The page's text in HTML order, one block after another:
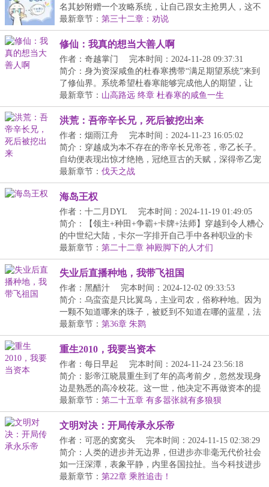
名其妙附赠一个攻略系统，让自己跟女主抢男人，这不
是...
最新章节： 第三十二章：劝说
修仙：我真的想当大善人啊
作者：奇越掌门
完本时间：2024-11-28 09:37:31
简介：身为资深咸鱼的杜春寒携带“满足期望系统”来到
了修仙界。系统希望杜春寒能够完成他人的期望，让
他...
最新章节： 山高路远 终章 杜春寒的咸鱼一生
洪荒：吾帝辛长兄，死后被挖出来
作者：烟雨江舟
完本时间：2024-11-23 16:05:02
简介：穿越成为本不存在的帝辛长兄帝苍，帝乙长子。
自幼便表现出惊才绝艳，冠绝亘古的天赋，深得帝乙宠
爱...
最新章节： 伐天之战
海岛王权
作者：十二月DYL
完本时间：2024-11-19 01:49:05
简介：【领主+种田+争霸+卡牌+法师】穿越到令人糟心
的中世纪大陆，卡尔一字排开自己手中各种职业的卡
牌。...
最新章节： 第二十二章 神殿脚下的人才们
失业后直播种地，我带飞祖国
作者：黑醋汁
完本时间：2024-12-02 09:33:53
简介：乌蛮蛮是只比翼鸟，主业司农，俗称种地。因为
一颗不知道哪来的珠子，被贬到不知道在哪的蓝星，法
力...
最新章节： 第36章 朱鹮
重生2010，我要当资本
作者：每日早起
完本时间：2024-11-24 23:56:18
简介：影帝江晓晨重生到了年的高考前夕，忽然发现身
边是熟悉的高冷校花。这一世，他决定不再做资本的提
线...
最新章节： 第二十五章 有多嚣张就有多狼狈
文明对决：开局传承永乐帝
作者：可恶的窝窝头
完本时间：2024-11-15 02:38:29
简介：人类的进步并无边界，但进步亦非毫无代价社会
如一汪深潭，表象平静，内里各国拉扯。当今科技进步
缓...
最新章节： 第22章 乘胜追击！